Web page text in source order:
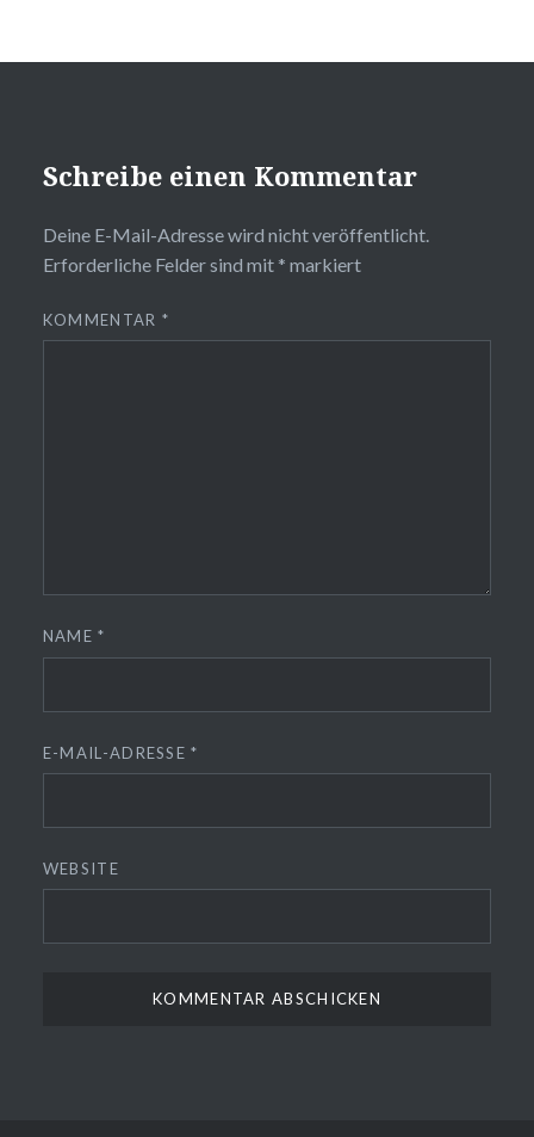
Schreibe einen Kommentar
Deine E-Mail-Adresse wird nicht veröffentlicht.
Erforderliche Felder sind mit * markiert
KOMMENTAR *
NAME*
E-MAIL-ADRESSE*
WEBSITE